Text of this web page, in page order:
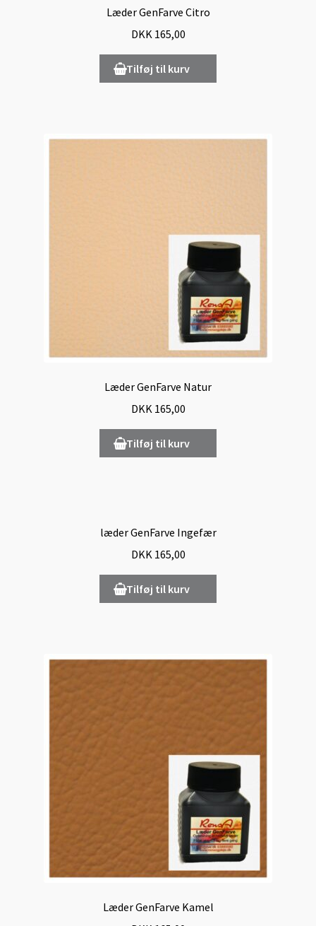
Læder GenFarve Citro
DKK 165,00
Tilføj til kurv
Læder GenFarve Natur
DKK165,00
Tilføj til kurv
læder GenFarve Ingefær
DKK165,00
Tilføj til kurv
Læder GenFarve Kamel